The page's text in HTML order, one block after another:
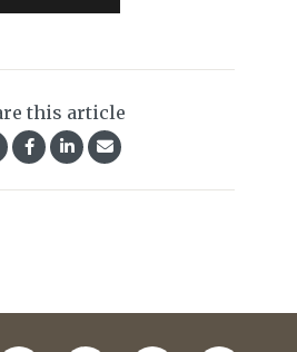
this article